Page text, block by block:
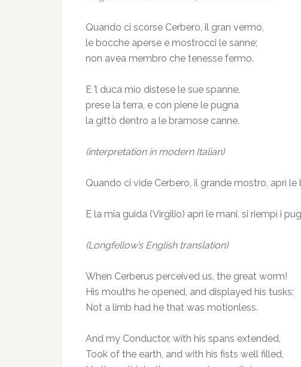
Quando ci scorse Cerbero, il gran vermo,
le bocche aperse e mostrocci le sanne;
non avea membro che tenesse fermo.
E ’l duca mio distese le sue spanne,
prese la terra, e con piene le pugna
la gittò dentro a le bramose canne.
(interpretation in modern Italian)
Quando ci vide Cerbero, il grande mostro, aprì
E la mia guida (Virgilio) aprì le mani, si riempì i
(Longfellow’s English translation)
When Cerberus perceived us, the great worm!
His mouths he opened, and displayed his tusks;
Not a limb had he that was motionless.
And my Conductor, with his spans extended,
Took of the earth, and with his fists well filled,